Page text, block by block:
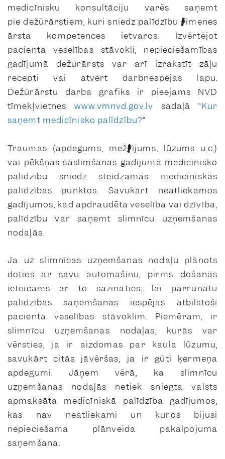
medicīnisku konsultāciju varēs saņemt
pie dežūrārstiem, kuri sniedz palīdzību ģimenes
ārsta kompetences ietvaros. Izvērtējot
pacienta veselības stāvokli, nepieciešamības
gadījumā dežūrārsts var arī izrakstīt zāļu
recepti vai atvērt darbnespējas lapu.
Dežūrārstu darba grafiks ir pieejams NVD
tīmekļvietnes www.vmnvd.gov.lv sadaļā “Kur
saņemt medicīnisko palīdzību?”
Traumas (apdegums, mežģījums, lūzums u.c.)
vai pēkšņas saslimšanas gadījumā medicīnisko
palīdzību sniedz steidzamās medicīniskās
palīdzības punktos. Savukārt neatliekamos
gadījumos, kad apdraudēta veselība vai dzīvība,
palīdzību var saņemt slimnīcu uzņemšanas
nodaļās.
Ja uz slimnīcas uzņemšanas nodaļu plānots
doties ar savu automašīnu, pirms došanās
ieteicams ar to sazināties, lai pārrunātu
palīdzības saņemšanas iespējas atbilstoši
pacienta veselības stāvoklim. Piemēram, ir
slimnīcu uzņemšanas nodaļas, kurās var
vērsties, ja ir aizdomas par kaula lūzumu,
savukārt citās jāvēršas, ja ir gūti ķermeņa
apdegumi. Jāņem vērā, ka slimnīcu
uzņemšanas nodaļās netiek sniegta valsts
apmaksāta medicīniskā palīdzība gadījumos,
kas nav neatliekami un kuros bijusi
nepieciešama plānveida pakalpojuma
saņemšana.